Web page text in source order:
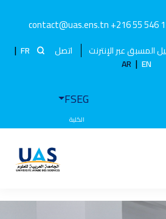
+216 55 546
contact@uas.ens.tn
المسبق عبر الإنترنت اتصل FR
|
EN
|
AR
FSEG